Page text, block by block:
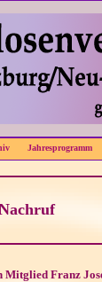
Jahresprogramm
Franz